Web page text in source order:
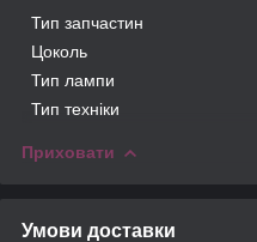
Тип запчастин
Цоколь
Тип лампи
Тип техніки
Приховати
Умови доставки